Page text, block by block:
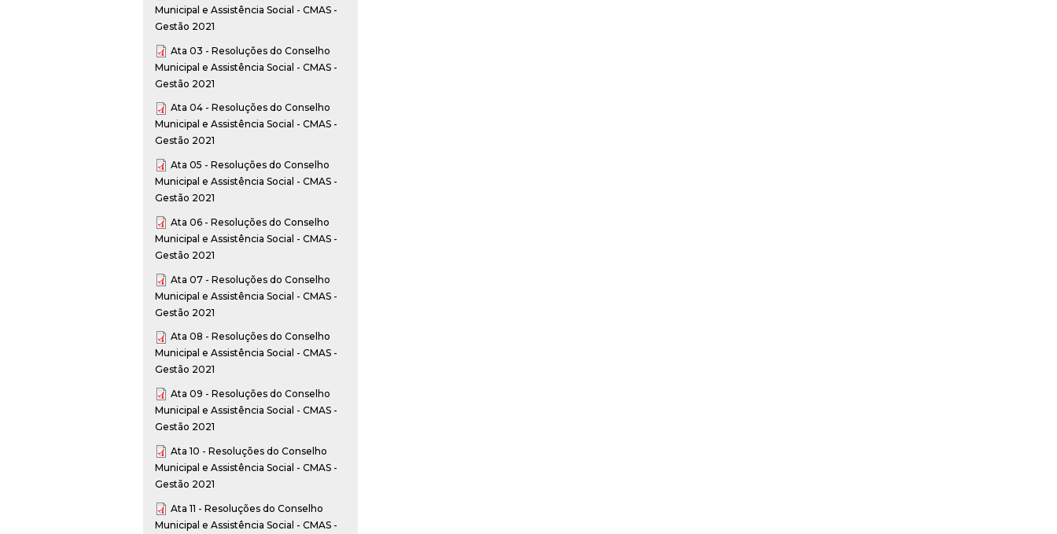
Municipal e Assistência Social - CMAS -
Gestão 2021
Ata 03 - Resoluções do Conselho
Municipal e Assistência Social - CMAS -
Gestão 2021
Ata 04 - Resoluções do Conselho
Municipal e Assistência Social - CMAS -
Gestão 2021
Ata 05 - Resoluções do Conselho
Municipal e Assistência Social - CMAS -
Gestão 2021
Ata 06 - Resoluções do Conselho
Municipal e Assistência Social - CMAS -
Gestão 2021
Ata 07 - Resoluções do Conselho
Municipal e Assistência Social - CMAS -
Gestão 2021
Ata 08 - Resoluções do Conselho
Municipal e Assistência Social - CMAS -
Gestão 2021
Ata 09 - Resoluções do Conselho
Municipal e Assistência Social - CMAS -
Gestão 2021
Ata 10 - Resoluções do Conselho
Municipal e Assistência Social - CMAS -
Gestão 2021
Ata 11 - Resoluções do Conselho
Municipal e Assistência Social - CMAS -